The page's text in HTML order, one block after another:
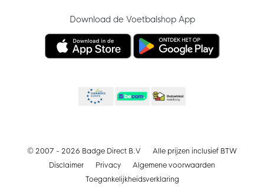
Download de Voetbalshop App
© 2007 - 2026 Badge Direct B.V
Alle prijzen inclusief BTW
Disclaimer
Privacy
Algemene voorwaarden
Toegankelijkheidsverklaring